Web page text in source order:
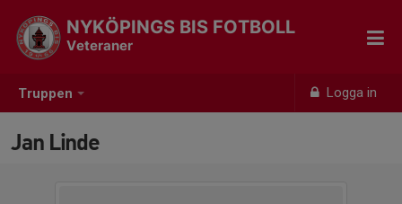
Truppen Logga in
NYKÖPINGS BIS FOTBOLL
Veteraner
Jan Linde